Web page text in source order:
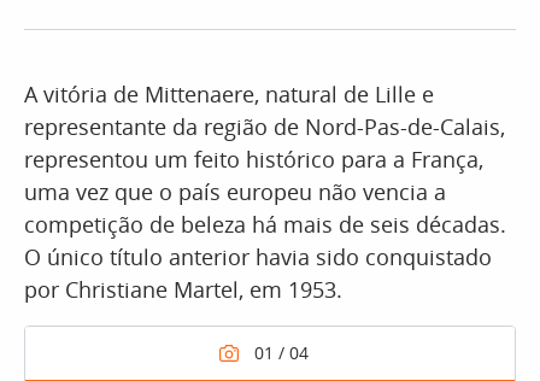
A vitória de Mittenaere, natural de Lille e
representante da região de Nord-Pas-de-Calais,
representou um feito histórico para a França,
uma vez que o país europeu não vencia a
competição de beleza há mais de seis décadas.
O único título anterior havia sido conquistado
por Christiane Martel, em 1953.